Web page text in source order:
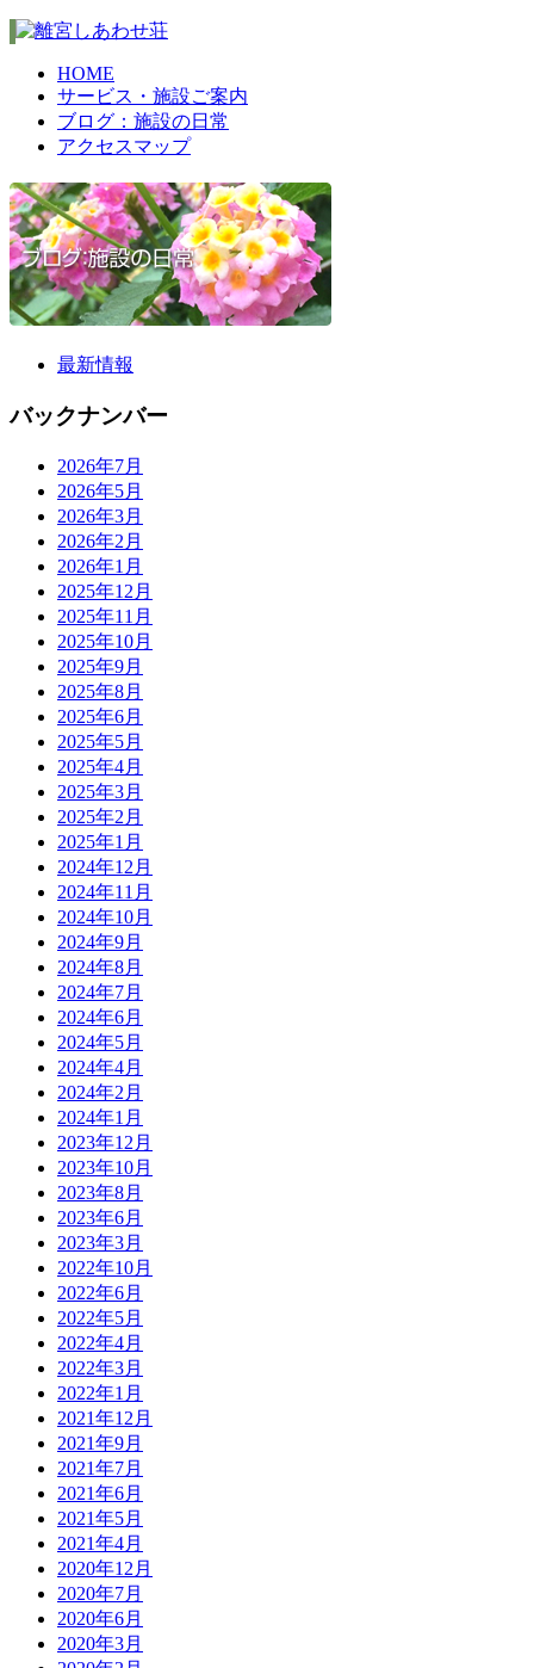
HOME
サービス・施設ご案内
ブログ：施設の日常
アクセスマップ
最新情報
バックナンバー
2026年7月
2026年5月
2026年3月
2026年2月
2026年1月
2025年12月
2025年11月
2025年10月
2025年9月
2025年8月
2025年6月
2025年5月
2025年4月
2025年3月
2025年2月
2025年1月
2024年12月
2024年11月
2024年10月
2024年9月
2024年8月
2024年7月
2024年6月
2024年5月
2024年4月
2024年2月
2024年1月
2023年12月
2023年10月
2023年8月
2023年6月
2023年3月
2022年10月
2022年6月
2022年5月
2022年4月
2022年3月
2022年1月
2021年12月
2021年9月
2021年7月
2021年6月
2021年5月
2021年4月
2020年12月
2020年7月
2020年6月
2020年3月